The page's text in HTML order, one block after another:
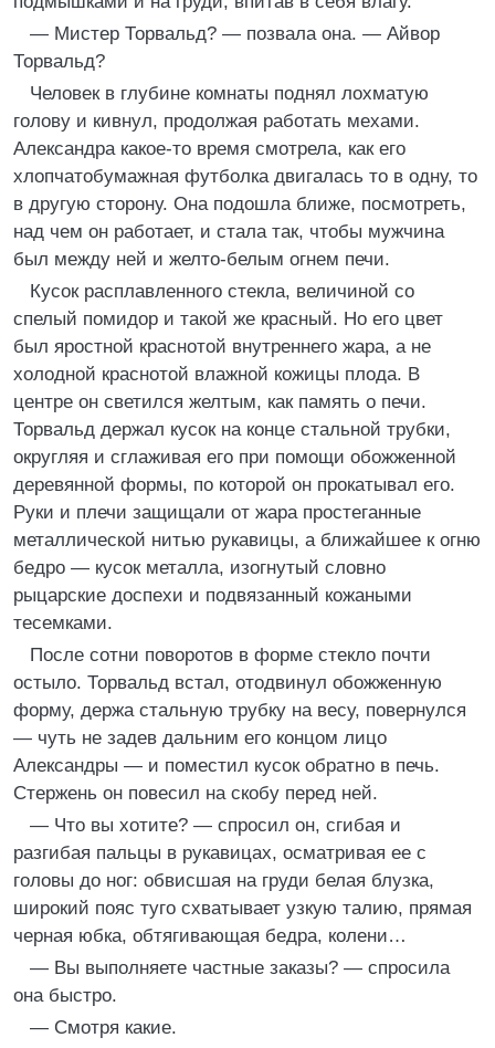
— Мистер Торвальд? — позвала она. — Айвор
Торвальд?
Человек в глубине комнаты поднял лохматую
голову и кивнул, продолжая работать мехами.
Александра какое-то время смотрела, как его
хлопчатобумажная футболка двигалась то в одну, то
в другую сторону. Она подошла ближе, посмотреть,
над чем он работает, и стала так, чтобы мужчина
был между ней и желто-белым огнем печи.
Кусок расплавленного стекла, величиной со
спелый помидор и такой же красный. Но его цвет
был яростной краснотой внутреннего жара, а не
холодной краснотой влажной кожицы плода. В
центре он светился желтым, как память о печи.
Торвальд держал кусок на конце стальной трубки,
округляя и сглаживая его при помощи обожженной
деревянной формы, по которой он прокатывал его.
Руки и плечи защищали от жара простеганные
металлической нитью рукавицы, а ближайшее к огню
бедро — кусок металла, изогнутый словно
рыцарские доспехи и подвязанный кожаными
тесемками.
После сотни поворотов в форме стекло почти
остыло. Торвальд встал, отодвинул обожженную
форму, держа стальную трубку на весу, повернулся
— чуть не задев дальним его концом лицо
Александры — и поместил кусок обратно в печь.
Стержень он повесил на скобу перед ней.
— Что вы хотите? — спросил он, сгибая и
разгибая пальцы в рукавицах, осматривая ее с
головы до ног: обвисшая на груди белая блузка,
широкий пояс туго схватывает узкую талию, прямая
черная юбка, обтягивающая бедра, колени…
— Вы выполняете частные заказы? — спросила
она быстро.
— Смотря какие.